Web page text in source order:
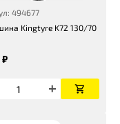
494677
Kingtyre K72 130/70
₽